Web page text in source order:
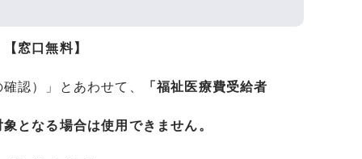
【窓口無料】
認）」とあわせて、
「福祉医療費受給者
となる場合は使用できません。